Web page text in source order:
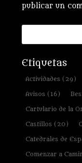
publicar un
Etiquetas
Actividades (29)
Avisos (16)
Cartulario de la
Castillos (20)
Catedrales de
Comenzar a